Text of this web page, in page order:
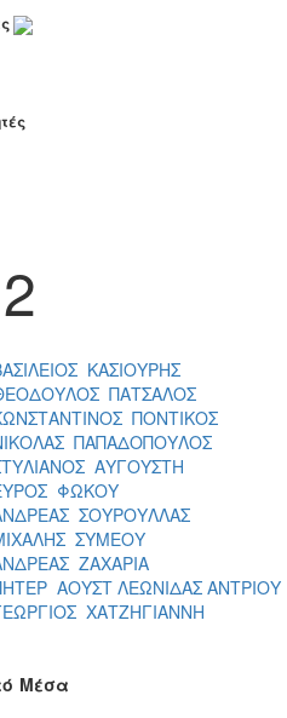
2
ΚΑΣΙΟΥΡΗΣ
ΠΑΤΣΑΛΟΣ
ΠΟΝΤΙΚΟΣ
ΠΑΠΑΔΟΠΟΥΛΟΣ
ΑΥΓΟΥΣΤΗ
ΦΩΚΟΥ
ΣΟΥΡΟΥΛΛΑΣ
ΣΥΜΕΟΥ
ΖΑΧΑΡΙΑ
ΑΟΥΣΤ ΛΕΩΝΙΔΑΣ ΑΝΤΡΙΟΥ
ΧΑΤΖΗΓΙΑΝΝΗ
Μέσα